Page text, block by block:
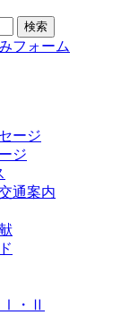
ージ
ジ
通案内
Ⅰ・Ⅱ